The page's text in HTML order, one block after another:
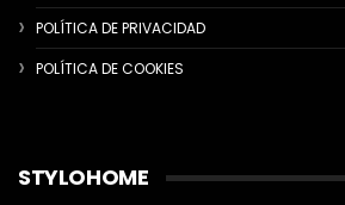
POLÍTICA DE PRIVACIDAD
POLÍTICA DE COOKIES
STYLOHOME